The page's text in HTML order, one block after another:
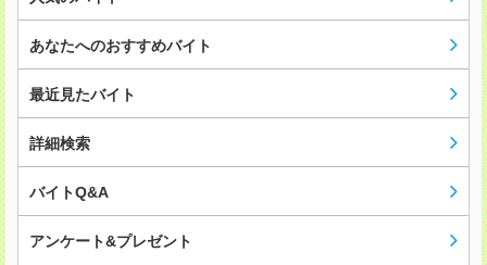
あなたへのおすすめバイト
最近見たバイト
詳細検索
バイトQ&A
アンケート&プレゼント